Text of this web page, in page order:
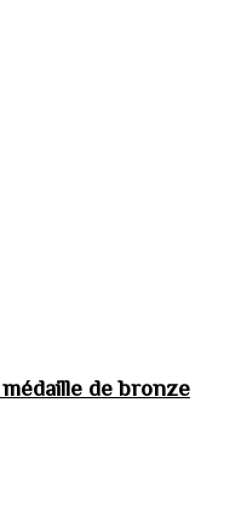
médaille de bronze